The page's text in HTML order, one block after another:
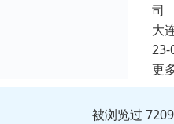
司
大
23-
更
被浏览过